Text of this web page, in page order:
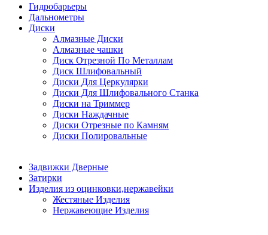
Гидробарьеры
Дальнометры
Диски
Алмазные Диски
Алмазные чашки
Диск Отрезной По Металлам
Диск Шлифовальный
Диски Для Церкулярки
Диски Для Шлифовального Станка
Диски на Триммер
Диски Наждачные
Диски Отрезные по Камням
Диски Полировальные
Задвижки Дверные
Затирки
Изделия из оцинковки,нержавейки
Жестяные Изделия
Нержавеющие Изделия